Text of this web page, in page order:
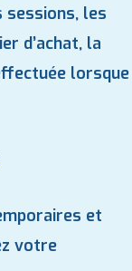
sessions, les
d’achat, la
lorsque
et
votre